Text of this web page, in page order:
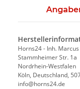
Horns24 - Inh.
Stammheimer Str. 1a
Nordrhein-Westfalen
Köln, Deutschland,
info@horns24.de